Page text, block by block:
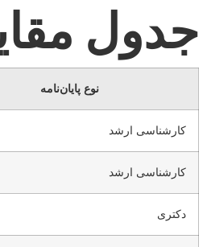
جدول
نوع پایان‌نامه
کارشناسی ارشد
کارشناسی ارشد
دکتری